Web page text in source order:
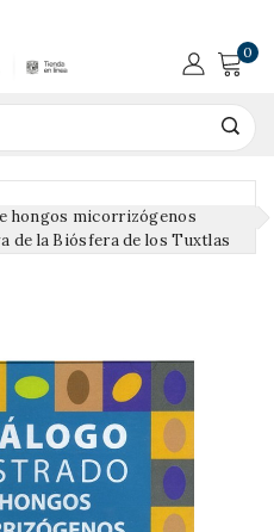
0
hongos micorrizógenos
de la Biósfera de los Tuxtlas